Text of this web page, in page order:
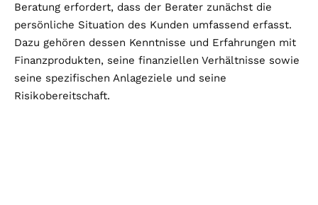
Beratung erfordert, dass der Berater zunächst die
persönliche Situation des Kunden umfassend erfasst.
Dazu gehören dessen Kenntnisse und Erfahrungen mit
Finanzprodukten, seine finanziellen Verhältnisse sowie
seine spezifischen Anlageziele und seine
Risikobereitschaft.